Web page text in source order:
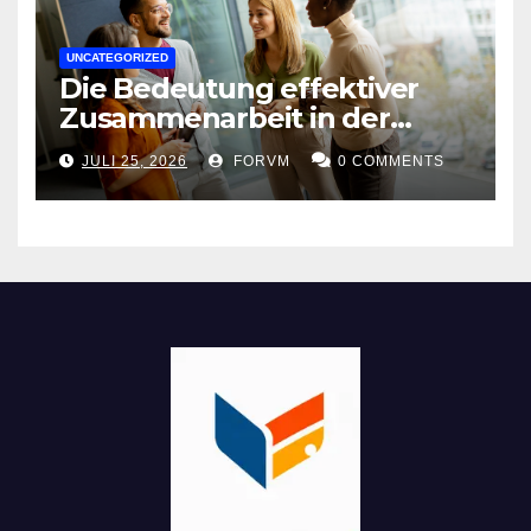
UNCATEGORIZED
Die Bedeutung effektiver
Zusammenarbeit in der
Arbeitswelt
JULI 25, 2026 FORVM 0 COMMENTS